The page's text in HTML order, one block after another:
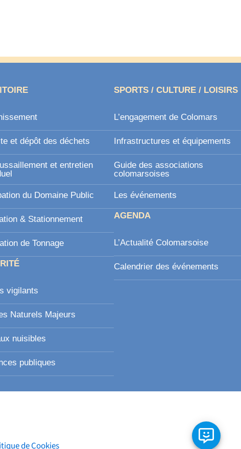
et dépôt des déchets
et entretien
du Domaine Public
& Stationnement
de Tonnage
vigilants
Naturels Majeurs
nuisibles
publiques
SPORTS / CULTURE / LOISIRS
L’engagement de Colomars
Infrastructures et équipements
Guide des associations
colomarsoises
Les événements
AGENDA
L’Actualité Colomarsoise
Calendrier des événements
de Cookies